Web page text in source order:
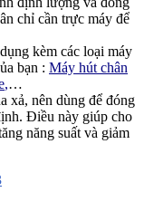
chỉ cần trực máy để
kèm các loại máy
bạn : Máy hút chân
,…
xả, nên dùng để đóng
Điều này giúp cho
năng suất và giảm